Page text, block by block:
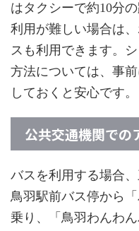
はタクシーで約10分
利用が難しい場合は
スも利用できます。
方法については、事
しておくと安心です。
公共交通機関での
バスを利用する場合
鳥羽駅前バス停から
乗り、「鳥羽わんわ